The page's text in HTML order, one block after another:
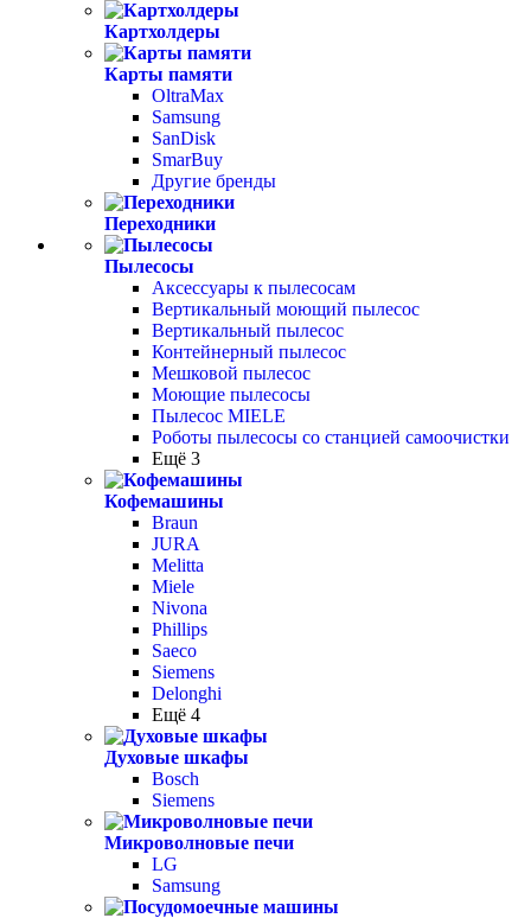
Картхолдеры
Карты памяти
OltraMax
Samsung
SanDisk
SmarBuy
Другие бренды
Переходники
Пылесосы
Аксессуары к пылесосам
Вертикальный моющий пылесос
Вертикальный пылесос
Контейнерный пылесос
Мешковой пылесос
Моющие пылесосы
Пылесос MIELE
Роботы пылесосы со станцией самоочистки
Ещё 3
Кофемашины
Braun
JURA
Melitta
Miele
Nivona
Phillips
Saeco
Siemens
Delonghi
Ещё 4
Духовые шкафы
Bosch
Siemens
Микроволновые печи
LG
Samsung